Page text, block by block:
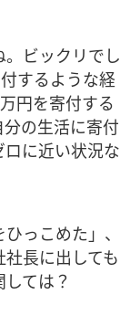
。ビックリでし
するような経
円を寄付する
の生活に寄付
に近い状況な
っこめた」、
長に出しても
ては？